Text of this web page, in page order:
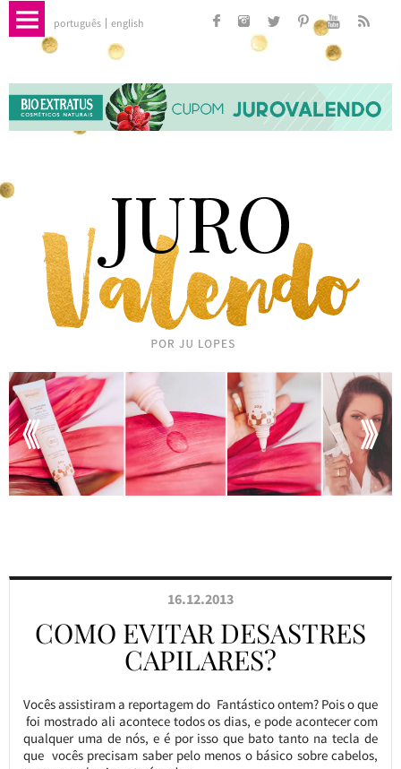
português english
16.12.2013
COMO EVITAR DESASTRES
CAPILARES?
Vocês assistiram a reportagem do Fantástico ontem? Pois o que
foi mostrado ali acontece todos os dias, e pode acontecer com
qualquer uma de nós, e é por isso que bato tanto na tecla de
que vocês precisam saber pelo menos o básico sobre cabelos,